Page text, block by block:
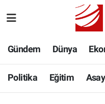
Gündem Dünya
Politika Eğitim
Eğitim
Asayiş
Hava Durumu
Namaz Vakitleri